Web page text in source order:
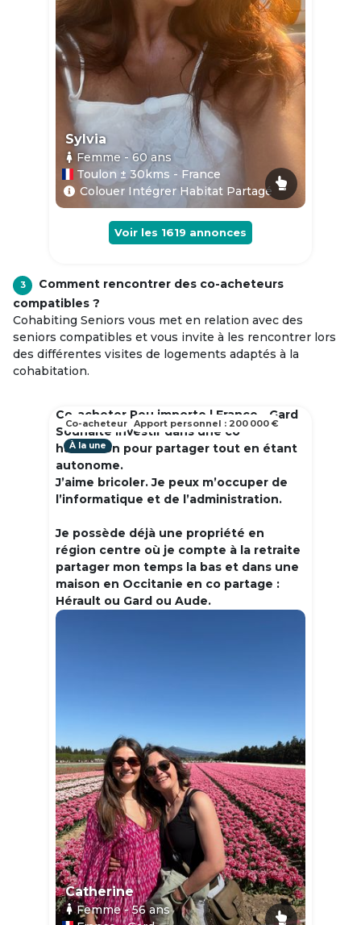
Sylvia
Femme - 60ans
Toulon ± 30kms - France
Colouer Intégrer Habitat Partagé
Voir les 1619 annonces
3
Comment rencontrer des co-acheteurs
compatibles ?
Cohabiting Seniors vous met en relation avec des
seniors compatibles et vous invite à les rencontrer lors
des différentes visites de logements adaptés à la
cohabitation.
Co-acheter Peu importe | France - Gard
Souhaite investir dans une co
habitation pour partager tout en étant
autonome.
J’aime bricoler. Je peux m’occuper de
l’informatique et de l’administration.
Je possède déjà une propriété en
région centre où je compte à la retraite
partager mon temps la bas et dans une
maison en Occitanie en co partage :
Hérault ou Gard ou Aude.
À la une
Catherine
Femme- 56ans
Co-acheteur Apport personnel : 200 000 €